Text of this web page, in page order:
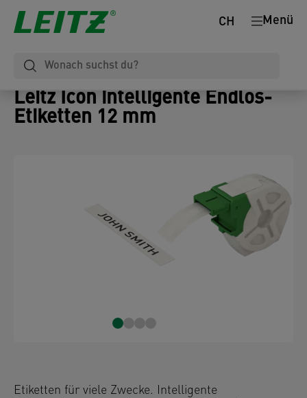
Menü
CH
Leitz Icon intelligente Endlos-
Etiketten 12 mm
Etiketten für viele Zwecke. Intelligente